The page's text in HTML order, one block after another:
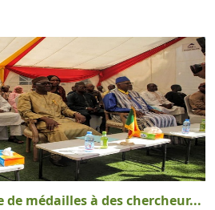
de médailles à des chercheur...